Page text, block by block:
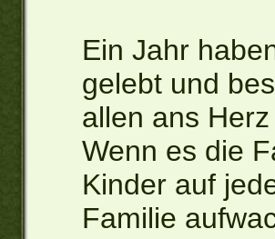
Ein Jahr
gelebt und
allen ans
Wenn es die
Kinder auf
Familie